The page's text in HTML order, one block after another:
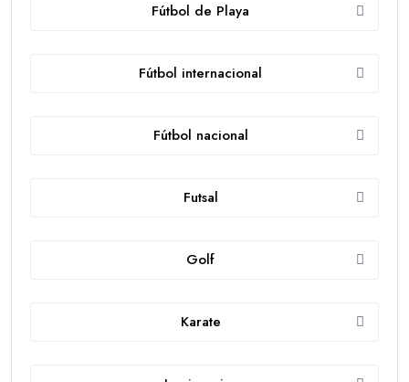
Fútbol de Playa
Fútbol internacional
Fútbol nacional
Futsal
Golf
Karate